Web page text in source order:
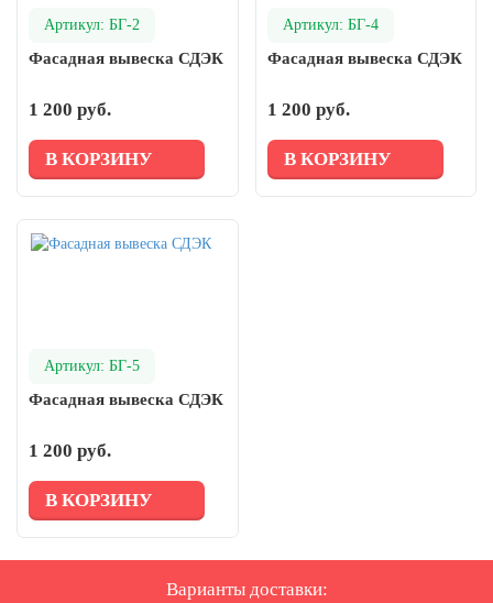
Артикул: БГ-2
Фасадная вывеска СДЭК
1 200 руб.
В КОРЗИНУ
Артикул: БГ-4
Фасадная вывеска СДЭК
1 200 руб.
В КОРЗИНУ
Артикул: БГ-5
Фасадная вывеска СДЭК
1 200 руб.
В КОРЗИНУ
Варианты доставки: